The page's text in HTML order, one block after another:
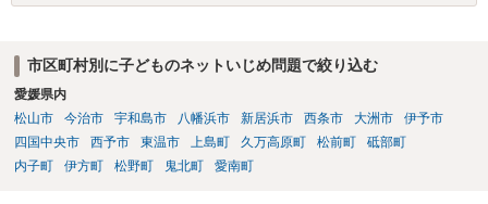
わかりませんので、何ともいえません。 事態がそこまで深刻化してい
ある旨、保護者の方にお伝えするのがよいかと思います。。
市区町村別に子どものネットいじめ問題で絞り込む
愛媛県内
松山市
今治市 宇和島市 八幡浜市 新居浜市 西条市 大洲市
伊予市
四国中央市
西予市 東温市 上島町 久万高原町 松前町
砥部町
内子町
伊方町 松野町 鬼北町 愛南町